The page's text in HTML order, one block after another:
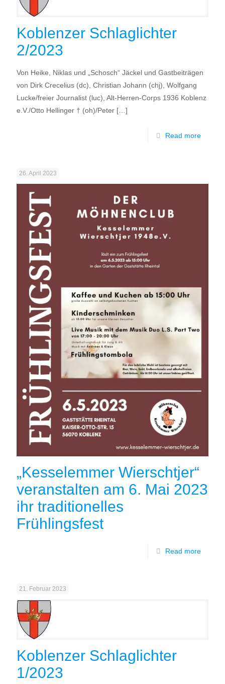
Koblenzer Schlaglichter
2/2023
Von Heike, Niklas und „Schosch“ Jäckel und Gastbeiträgen
von Dirk Crecelius (dc), Christian Johann (chj), Wolfgang
Lucke/freier Journalist (luc), Alt-Herren-Corps 1936 Koblenz
e.V./Otto Hellinger † (oh)/Peter […]
Read more
26. April 2023
„Kesselemmer Wierschtjer“
veranstalten am 6. Mai 2023
ihr traditionelles
Frühlingsfest
Read more
21. Februar 2023
Koblenzer Schlaglichter
1/2023